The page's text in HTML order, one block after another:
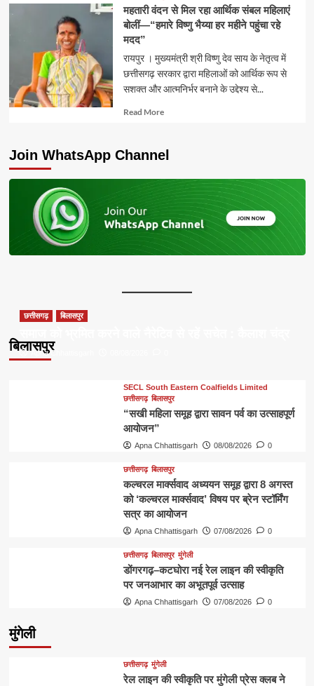
महतारी वंदन से मिल रहा आर्थिक संबल महिलाएं
बोलीं—“हमारे विष्णु भैय्या हर महीने पहुंचा रहे
मदद”
रायपुर । मुख्यमंत्री श्री विष्णु देव साय के नेतृत्व में
छत्तीसगढ़ सरकार द्वारा महिलाओं को आर्थिक रूप से
सशक्त और आत्मनिर्भर बनाने के उद्देश्य से...
Read MoreRead
Join WhatsApp Channel
बिलासपुर
छत्तीसगढ़ बिलासपुर
Apna Chhattisgarh
SECL South Eastern Coalfields Limited
छत्तीसगढ़ बिलासपुर
“सखी महिला समूह द्वारा सावन पर्व का उत्साहपूर्ण
आयोजन”
Apna Chhattisgarh 08/08/2026 0
छत्तीसगढ़ बिलासपुर
कल्चरल मार्क्सवाद अध्ययन समूह द्वारा 8 अगस्त
को ‘कल्चरल मार्क्सवाद’ विषय पर ब्रेन स्टॉर्मिंग
सत्र का आयोजन
Apna Chhattisgarh 07/08/2026 0
छत्तीसगढ़ बिलासपुर मुंगेली
डोंगरगढ़–कटघोरा नई रेल लाइन की स्वीकृति
पर जनआभार का अभूतपूर्व उत्साह
Apna Chhattisgarh 07/08/2026 0
मुंगेली
छत्तीसगढ़ मुंगेली
रेल लाइन की स्वीकृति पर मुंगेली प्रेस क्लब ने